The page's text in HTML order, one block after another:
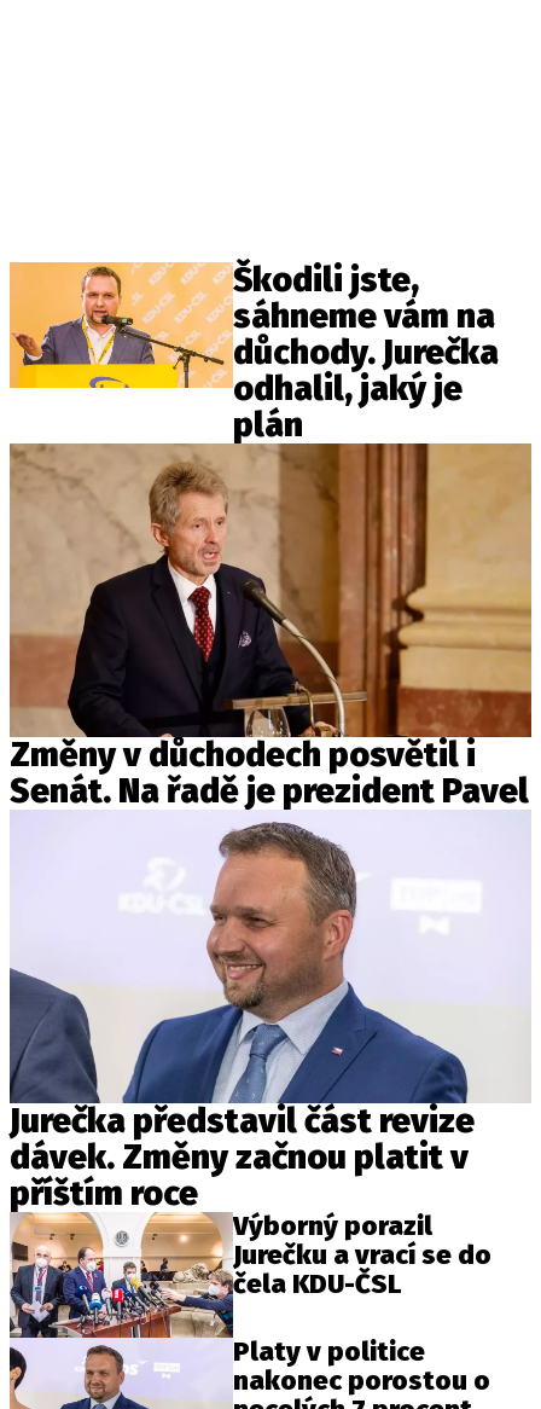
Škodili jste,
sáhneme vám na
důchody. Jurečka
odhalil, jaký je
plán
Změny v důchodech posvětil i
Senát. Na řadě je prezident Pavel
Jurečka představil část revize
dávek. Změny začnou platit v
příštím roce
Výborný porazil
Jurečku a vrací se do
čela KDU-ČSL
Platy v politice
nakonec porostou o